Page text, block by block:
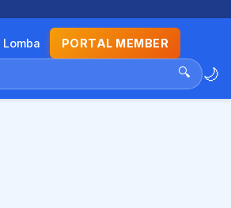
Lomba PORTAL MEMBER
🔍 🌙